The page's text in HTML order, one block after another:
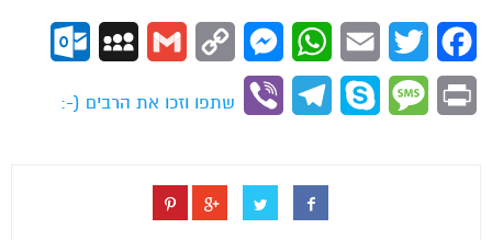
Facebook
Twitter
Email
WhatsApp
Messenger
Copy
Gmail
MySpace
Print
Message
Skype
Telegram
Viber
שתפו וזכו את הרבים (-: